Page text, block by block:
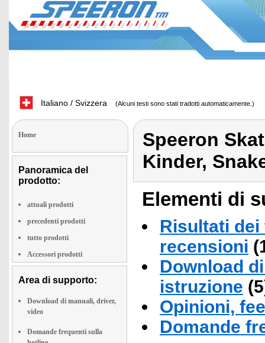
Italiano / Svizzera (Alcuni testi sono stati tradotti automaticamente.)
Home
Panoramica del
prodotto:
attuali prodotti
precedenti prodotti
tutto prodotti
Accessori prodotti
Area di supporto:
Download di manuali, driver,
video
Domande frequenti sulla
Speeron
Kinder,
Elementi di
Risultati
recensioni
Download
istruzione
Opinioni,
Domande